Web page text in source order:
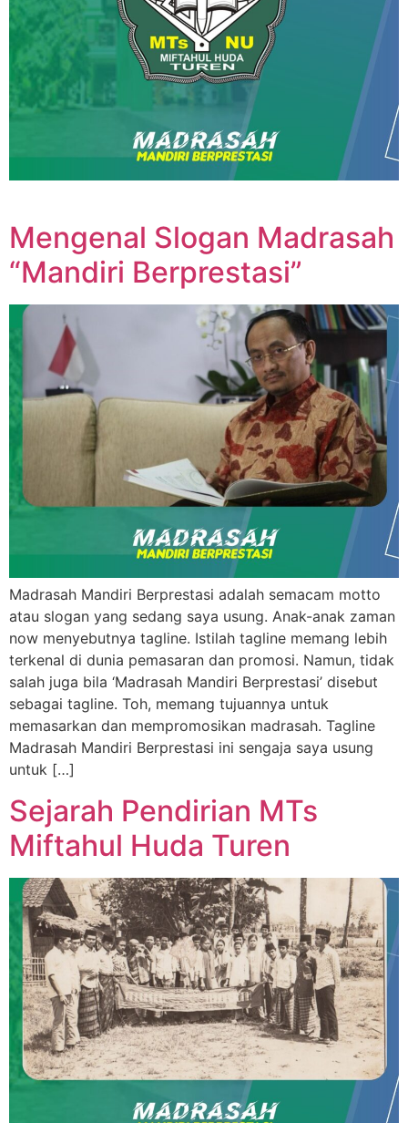
Mengenal Slogan Madrasah
“Mandiri Berprestasi”
Madrasah Mandiri Berprestasi adalah semacam motto
atau slogan yang sedang saya usung. Anak-anak zaman
now menyebutnya tagline. Istilah tagline memang lebih
terkenal di dunia pemasaran dan promosi. Namun, tidak
salah juga bila ‘Madrasah Mandiri Berprestasi’ disebut
sebagai tagline. Toh, memang tujuannya untuk
memasarkan dan mempromosikan madrasah. Tagline
Madrasah Mandiri Berprestasi ini sengaja saya usung
untuk […]
Sejarah Pendirian MTs
Miftahul Huda Turen